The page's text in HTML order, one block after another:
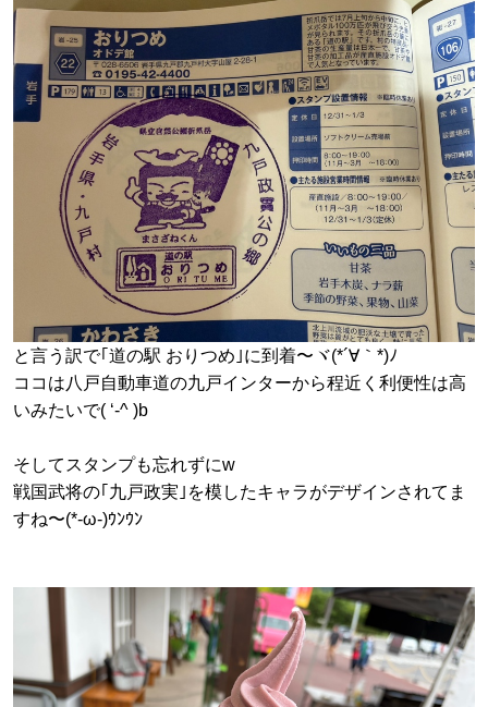
と言う訳で｢道の駅 おりつめ｣に到着〜ヾ(*´∀｀*)ﾉ
ココは八戸自動車道の九戸インターから程近く利便性は高
いみたいで( ‘-^ )b
そしてスタンプも忘れずにw
戦国武将の｢九戸政実｣を模したキャラがデザインされてま
すね〜(*-ω-)ｳﾝｳﾝ